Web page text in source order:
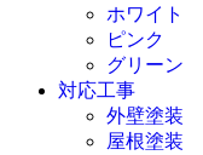
ホワイト
ピンク
グリーン
対応工事
外壁塗装
屋根塗装